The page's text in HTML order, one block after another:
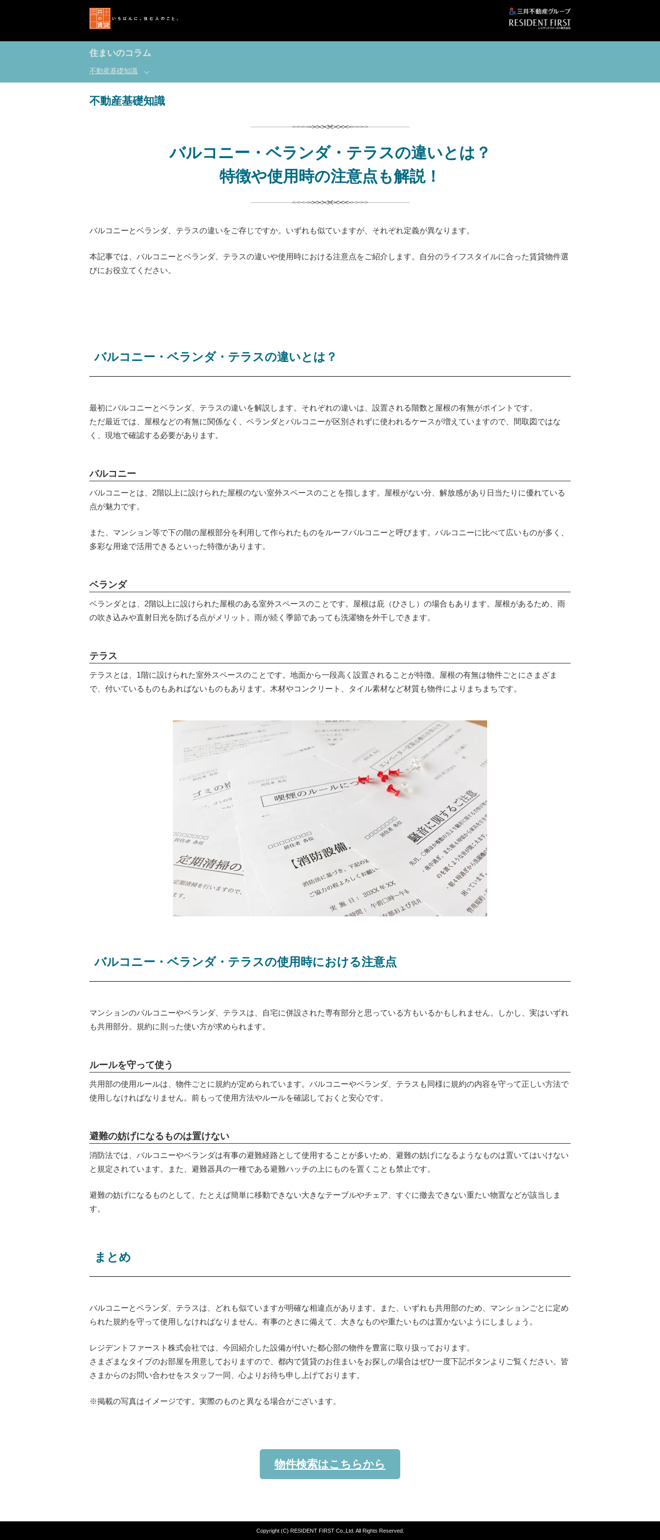
住まいのコラム
不動産基礎知識
不動産基礎知識
バルコニー・ベランダ・テラスの違いとは？
特徴や使用時の注意点も解説！
バルコニーとベランダ、テラスの違いをご存じですか。いずれも似ていますが、それぞれ定義が異なります。
本記事では、バルコニーとベランダ、テラスの違いや使用時における注意点をご紹介します。自分のライフスタイルに合った賃貸物件選
びにお役立てください。
バルコニー・ベランダ・テラスの違いとは？
最初にバルコニーとベランダ、テラスの違いを解説します。それぞれの違いは、設置される階数と屋根の有無がポイントです。
ただ最近では、屋根などの有無に関係なく、ベランダとバルコニーが区別されずに使われるケースが増えていますので、間取図ではな
く、現地で確認する必要があります。
バルコニー
バルコニーとは、2階以上に設けられた屋根のない室外スペースのことを指します。屋根がない分、解放感があり日当たりに優れている
点が魅力です。
また、マンション等で下の階の屋根部分を利用して作られたものをルーフバルコニーと呼びます。バルコニーに比べて広いものが多く、
多彩な用途で活用できるといった特徴があります。
ベランダ
ベランダとは、2階以上に設けられた屋根のある室外スペースのことです。屋根は庇（ひさし）の場合もあります。屋根があるため、雨
の吹き込みや直射日光を防げる点がメリット。雨が続く季節であっても洗濯物を外干しできます。
テラス
テラスとは、1階に設けられた室外スペースのことです。地面から一段高く設置されることが特徴。屋根の有無は物件ごとにさまざま
で、付いているものもあればないものもあります。木材やコンクリート、タイル素材など材質も物件によりまちまちです。
バルコニー・ベランダ・テラスの使用時における注意点
マンションのバルコニーやベランダ、テラスは、自宅に併設された専有部分と思っている方もいるかもしれません。しかし、実はいずれ
も共用部分。規約に則った使い方が求められます。
ルールを守って使う
共用部の使用ルールは、物件ごとに規約が定められています。バルコニーやベランダ、テラスも同様に規約の内容を守って正しい方法で
使用しなければなりません。前もって使用方法やルールを確認しておくと安心です。
避難の妨げになるものは置けない
消防法では、バルコニーやベランダは有事の避難経路として使用することが多いため、避難の妨げになるようなものは置いてはいけない
と規定されています。また、避難器具の一種である避難ハッチの上にものを置くことも禁止です。
避難の妨げになるものとして、たとえば簡単に移動できない大きなテーブルやチェア、すぐに撤去できない重たい物置などが該当しま
す。
まとめ
バルコニーとベランダ、テラスは、どれも似ていますが明確な相違点があります。また、いずれも共用部のため、マンションごとに定め
られた規約を守って使用しなければなりません。有事のときに備えて、大きなものや重たいものは置かないようにしましょう。
レジデントファースト株式会社では、今回紹介した設備が付いた都心部の物件を豊富に取り扱っております。
さまざまなタイプのお部屋を用意しておりますので、都内で賃貸のお住まいをお探しの場合はぜひ一度下記ボタンよりご覧ください。皆
さまからのお問い合わせをスタッフ一同、心よりお待ち申し上げております。
※掲載の写真はイメージです。実際のものと異なる場合がございます。
物件検索はこちらから
Copyright (C) RESIDENT FIRST Co.,Ltd. All Rights Reserved.